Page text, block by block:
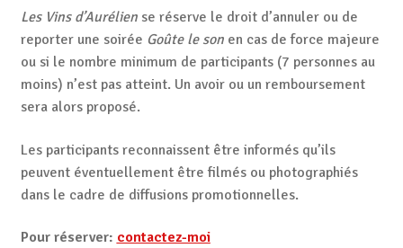
Les Vins d’Auréliense réserve le droit d’annuler ou de
reporter une soirée Goûte le sonen cas de force majeure
ou si le nombre minimum de participants (7 personnes au
moins) n’est pas atteint. Un avoir ou un remboursement
sera alors proposé.
Les participants reconnaissent être informés qu’ils
peuvent éventuellement être filmés ou photographiés
dans le cadre de diffusions promotionnelles.
Pour réserver: contactez-moi